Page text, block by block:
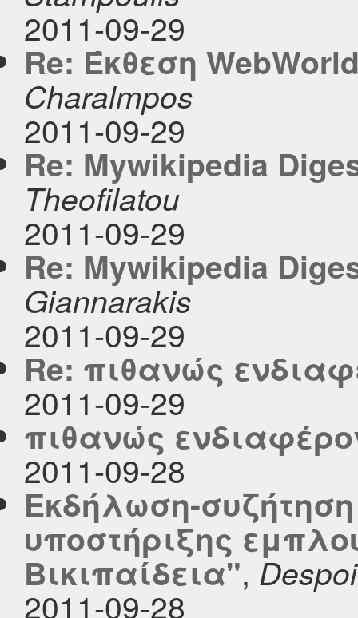
2011-09-29
Re: Έκθεση
Charalmpos
2011-09-29
Re: Mywikipedia
Theofilatou
2011-09-29
Re: Mywikipedia
Giannarakis
2011-09-29
Re: πιθανώς
2011-09-29
πιθανώς
2011-09-28
Eκδήλωση-
υποστήριξης
Βικιπαίδεια",
2011-09-28